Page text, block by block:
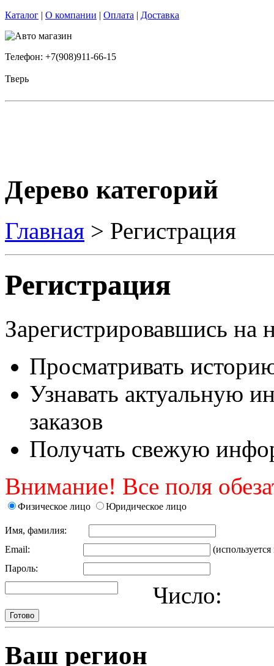
Каталог | О компании | Оплата | Доставка
Телефон: +7(908)911-66-15
Тверь
Дерево категорий
Главная > Регистрация
Регистрация
Зарегистрировавшись
Просматривать
Узнавать актуальную
заказов
Получать свежую
Внимание! Все поля
Физическое лицо Юридическое лицо
Имя, фамилия:
Email:
Пароль:
Число:
Ваш регион